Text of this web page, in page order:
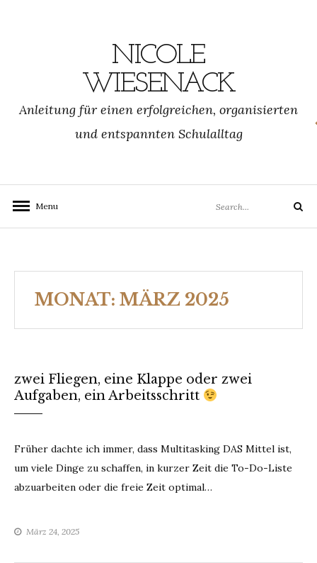
NICOLE
WIESENACK
Anleitung für einen erfolgreichen, organisierten
und entspannten Schulalltag
Menu
for:
Search
MONAT: MÄRZ 2025
zwei Fliegen, eine Klappe oder zwei
Aufgaben, ein Arbeitsschritt
Früher dachte ich immer, dass Multitasking DAS Mittel ist,
um viele Dinge zu schaffen, in kurzer Zeit die To-Do-Liste
abzuarbeiten oder die freie Zeit optimal…
März 24, 2025